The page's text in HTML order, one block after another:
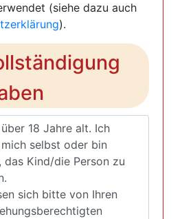
(siehe dazu auch
).
18 Jahre alt. Ich
selbst oder bin
das Kind/die Person zu
sich bitte von Ihren